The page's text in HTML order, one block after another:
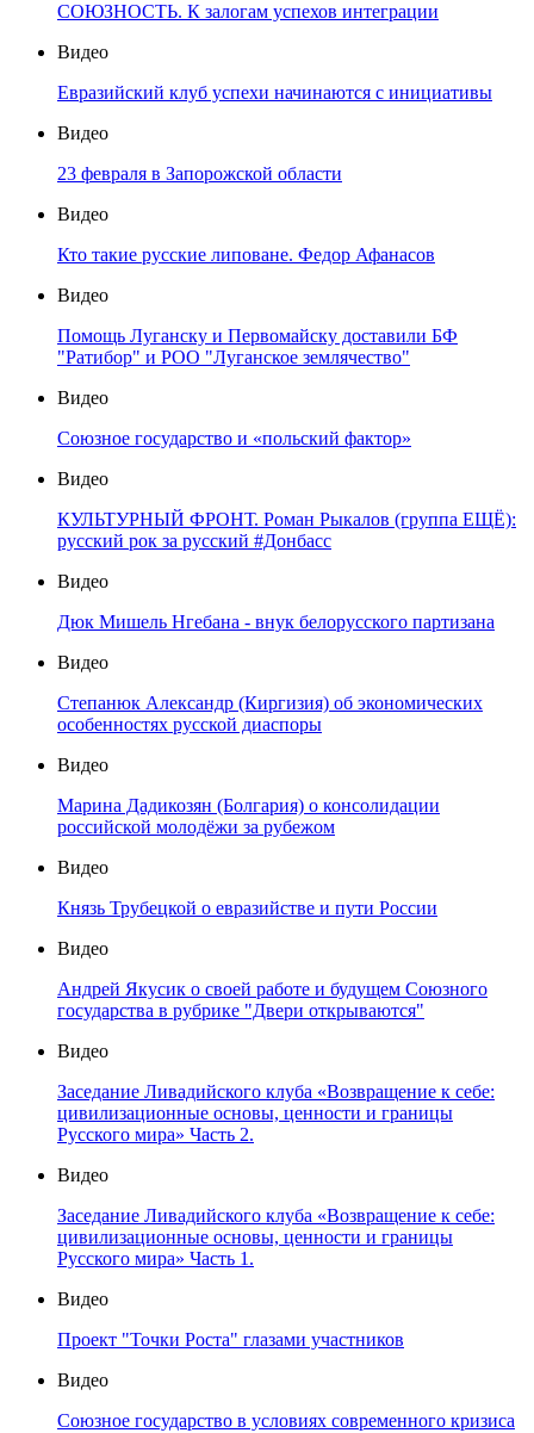
СОЮЗНОСТЬ. К залогам успехов интеграции
Видео
Евразийский клуб успехи начинаются с инициативы
Видео
23 февраля в Запорожской области
Видео
Кто такие русские липоване. Федор Афанасов
Видео
Помощь Луганску и Первомайску доставили БФ
"Ратибор" и РОО "Луганское землячество"
Видео
Союзное государство и «польский фактор»
Видео
КУЛЬТУРНЫЙ ФРОНТ. Роман Рыкалов (группа ЕЩЁ):
русский рок за русский #Донбасс
Видео
Дюк Мишель Нгебана - внук белорусского партизана
Видео
Степанюк Александр (Киргизия) об экономических
особенностях русской диаспоры
Видео
Марина Дадикозян (Болгария) о консолидации
российской молодёжи за рубежом
Видео
Князь Трубецкой о евразийстве и пути России
Видео
Андрей Якусик о своей работе и будущем Союзного
государства в рубрике "Двери открываются"
Видео
Заседание Ливадийского клуба «Возвращение к себе:
цивилизационные основы, ценности и границы
Русского мира» Часть 2.
Видео
Заседание Ливадийского клуба «Возвращение к себе:
цивилизационные основы, ценности и границы
Русского мира» Часть 1.
Видео
Проект "Точки Роста" глазами участников
Видео
Союзное государство в условиях современного кризиса